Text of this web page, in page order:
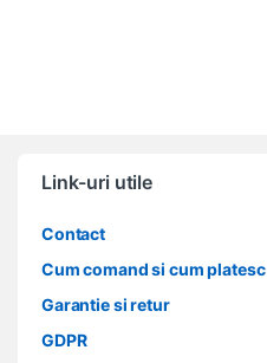
Link-uri utile
Contact
Cum comand si cum platesc
Garantie si retur
GDPR